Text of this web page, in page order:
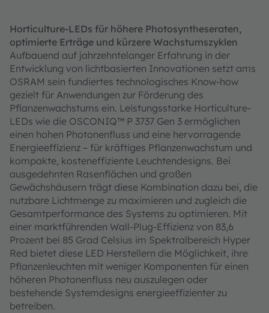
Horticulture-LEDs für höhere Photosyntheseraten,
optimierte Erträge und kürzere Wachstumszyklen
Aufbauend auf jahrzehntelanger Erfahrung in der
Entwicklung von lichtbasierten Innovationen setzt ams
OSRAM sein fundiertes technologisches Know-how
gezielt für Anwendungen zur Förderung des
Pflanzenwachstums ein. Leistungsstarke Horticulture-
LEDs wie die OSCONIQ™ P 3737 Gen 3 ermöglichen
einen hohen Photonenfluss und eine hervorragende
Energieeffizienz – für kräftiges Pflanzenwachstum und
kompakte, kosteneffiziente Leuchtendesigns. Bei
ausgedehnten Rasenflächen und großen
Gewächshäusern trägt diese Kombination dazu bei, die
nutzbare Lichtmenge zu maximieren und zugleich die
Gesamtperformance des Systems zu optimieren. Mit
einer marktführenden Wall-Plug-Effizienz von 83,6
Prozent bei 85 Grad Celsius im Spektralbereich Hyper
Red bietet diese LED Herstellern die Möglichkeit, ihre
Pflanzenleuchten mit weniger Komponenten für einen
höheren Photonenfluss neu auszulegen oder
bestehende Systemdesigns energieeffizienter zu
betreiben.